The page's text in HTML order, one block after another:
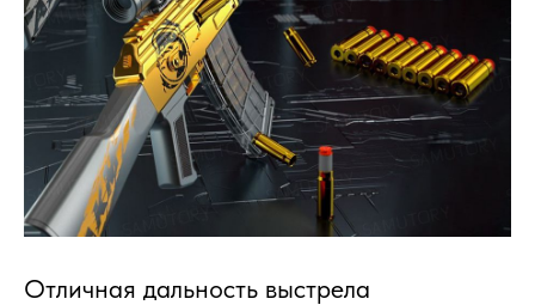
Отличная дальность выстрела